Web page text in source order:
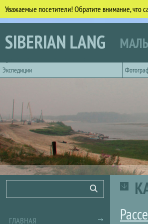
Уважаемые посетители! Обратите внимание, что
Перейти к основному содержанию
SIBERIAN LANG
Экспедиции
Поиск
ГЛАВНАЯ